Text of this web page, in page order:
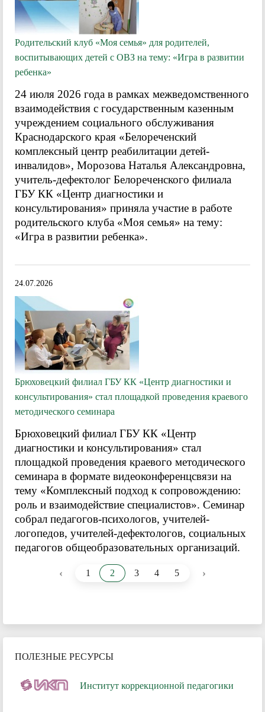
Родительский клуб «Моя семья» для родителей,
воспитывающих детей с ОВЗ на тему: «Игра в развитии
ребенка»
24 июля 2026 года в рамках межведомственного
взаимодействия с государственным казенным
учреждением социального обслуживания
Краснодарского края «Белореченский
комплексный центр реабилитации детей-
инвалидов», Морозова Наталья Александровна,
учитель-дефектолог Белореченского филиала
ГБУ КК «Центр диагностики и
консультирования» приняла участие в работе
родительского клуба «Моя семья» на тему:
«Игра в развитии ребенка».
24.07.2026
Брюховецкий филиал ГБУ КК «Центр диагностики и
консультирования» стал площадкой проведения краевого
методического семинара
Брюховецкий филиал ГБУ КК «Центр
диагностики и консультирования» стал
площадкой проведения краевого методического
семинара в формате видеоконференцсвязи на
тему «Комплексный подход к сопровождению:
роль и взаимодействие специалистов». Семинар
собрал педагогов-психологов, учителей-
логопедов, учителей-дефектологов, социальных
педагогов общеобразовательных организаций.
‹ 1 2 3 4 5 ›
ПОЛЕЗНЫЕ РЕСУРСЫ
Институт коррекционной педагогики